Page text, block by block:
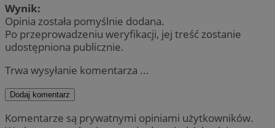
Wynik:
Opinia została pomyślnie dodana.
Po przeprowadzeniu weryfikacji, jej treść zostanie
udostępniona publicznie.
Trwa wysyłanie komentarza ...
Dodaj komentarz
Komentarze są prywatnymi opiniami użytkowników.